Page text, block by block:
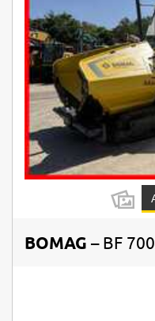
BOMAG – BF